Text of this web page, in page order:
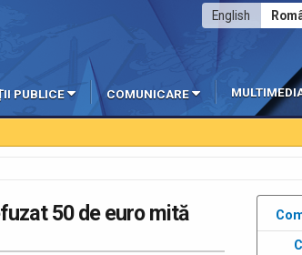
English
PUBLICE COMUNICARE
50 de euro mită